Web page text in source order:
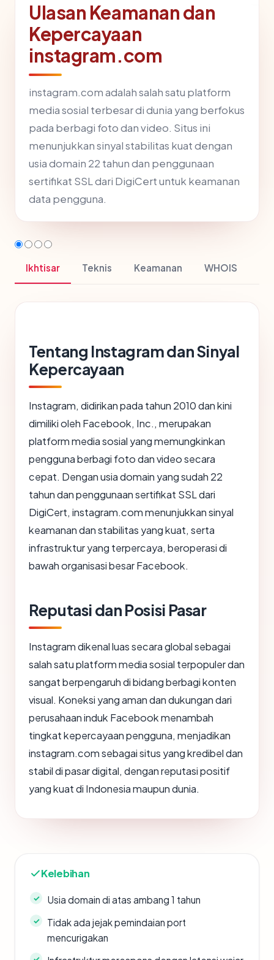
Ulasan Keamanan dan
Kepercayaan
instagram.com
instagram.com adalah salah satu platform
media sosial terbesar di dunia yang berfokus
pada berbagi foto dan video. Situs ini
menunjukkan sinyal stabilitas kuat dengan
usia domain 22 tahun dan penggunaan
sertifikat SSL dari DigiCert untuk keamanan
data pengguna.
Ikhtisar Teknis Keamanan WHOIS
Tentang Instagram dan Sinyal
Kepercayaan
Instagram, didirikan pada tahun 2010 dan kini
dimiliki oleh Facebook, Inc., merupakan
platform media sosial yang memungkinkan
pengguna berbagi foto dan video secara
cepat. Dengan usia domain yang sudah 22
tahun dan penggunaan sertifikat SSL dari
DigiCert, instagram.com menunjukkan sinyal
keamanan dan stabilitas yang kuat, serta
infrastruktur yang terpercaya, beroperasi di
bawah organisasi besar Facebook.
Reputasi dan Posisi Pasar
Instagram dikenal luas secara global sebagai
salah satu platform media sosial terpopuler dan
sangat berpengaruh di bidang berbagi konten
visual. Koneksi yang aman dan dukungan dari
perusahaan induk Facebook menambah
tingkat kepercayaan pengguna, menjadikan
instagram.com sebagai situs yang kredibel dan
stabil di pasar digital, dengan reputasi positif
yang kuat di Indonesia maupun dunia.
Kelebihan
Usia domain di atas ambang 1 tahun
Tidak ada jejak pemindaian port
mencurigakan